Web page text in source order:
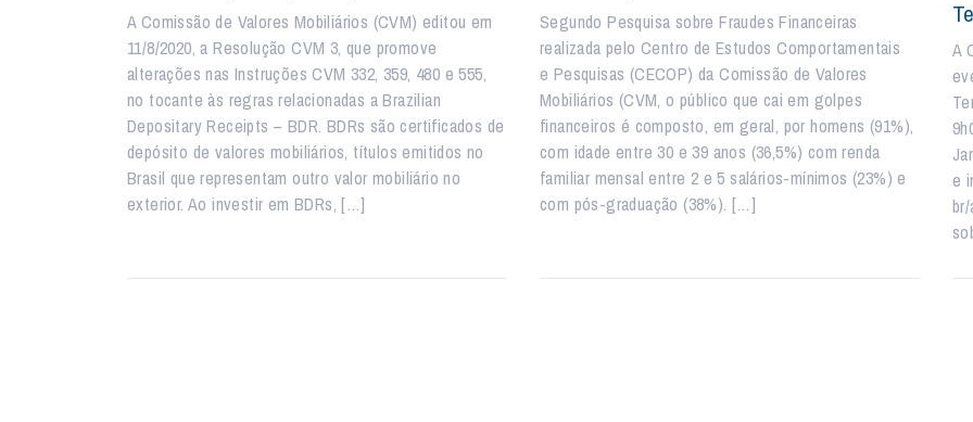
A Comissão de Valores Mobiliários (CVM) editou em
11/8/2020, a Resolução CVM 3, que promove
alterações nas Instruções CVM 332, 359, 480 e 555,
no tocante às regras relacionadas a Brazilian
Depositary Receipts – BDR. BDRs são certificados de
depósito de valores mobiliários, títulos emitidos no
Brasil que representam outro valor mobiliário no
exterior. Ao investir em BDRs, […]
Segundo Pesquisa sobre Fraudes Financeiras
realizada pelo Centro de Estudos Comportamentais
e Pesquisas (CECOP) da Comissão de Valores
Mobiliários (CVM, o público que cai em golpes
financeiros é composto, em geral, por homens (91%),
com idade entre 30 e 39 anos (36,5%) com renda
familiar mensal entre 2 e 5 salários-mínimos (23%) e
com pós-graduação (38%). […]
A
e